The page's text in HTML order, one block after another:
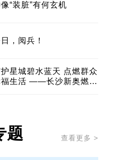
“装脏”有何玄机
，阅兵！
星城碧水蓝天 点燃群众
福生活 ——长沙新奥燃气
题 查看更多 >